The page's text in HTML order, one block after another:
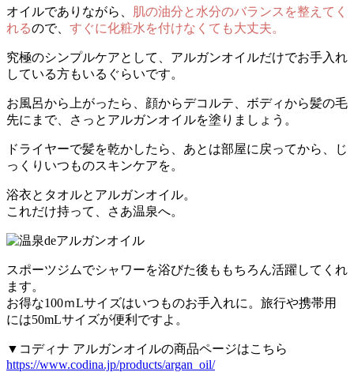
オイルでありながら、
肌の油分と水分のバランスを整えてく
れるので、 すぐに化粧水を付けなくても大丈夫。
究極のシンプルケアとして、アルガンオイルだけでお手入れ
している方もいるぐらいです。
お風呂から上がったら、顔からデコルテ、ボディから髪の毛
先にまで、さっとアルガンオイルを塗りましょう。
ドライヤーで髪を乾かしたら、あとは部屋に戻ってから、じ
っくりいつものスキンケアを。
浴衣とタオルとアルガンオイル。
これだけ持って、さあ温泉へ。
スポーツジムでシャワーを浴びた後ももちろん活躍してくれ
ます。
お得な100ｍLサイズはいつものお手入れに。旅行や携帯用
には50mLサイズが便利ですよ。
▼コディナ アルガンオイルの商品ページはこちら
https://www.codina.jp/products/argan_oil/